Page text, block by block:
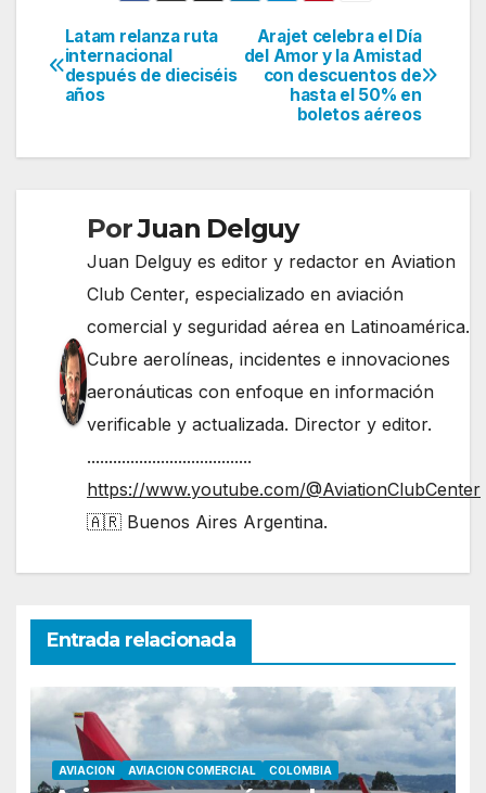
Navegación
de
Arajet celebra el Día
del Amor y la Amistad
con descuentos de
hasta el 50% en
boletos aéreos
Latam relanza ruta
internacional
después de dieciséis
años
PorJuan Delguy
Juan Delguy es editor y redactor en Aviation
Club Center, especializado en aviación
comercial y seguridad aérea en Latinoamérica.
Cubre aerolíneas, incidentes e innovaciones
aeronáuticas con enfoque en información
verificable y actualizada. Director y editor.
......................................
https://www.youtube.com/@AviationClubCenter
🇦🇷 Buenos Aires Argentina.
Entrada relacionada
AVIACION AVIACION COMERCIAL COLOMBIA